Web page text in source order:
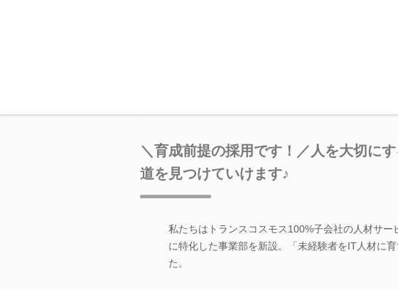
＼育成前提の採用です！／人を大切に
道を見つけていけます♪
私たちはトランスコスモス100%子会社の人材サ
に特化した事業部を新設。「未経験者をIT人材に
た。